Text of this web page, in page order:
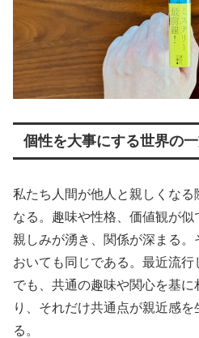
個性を大事にする世界の
私たち人間が他人と親しくなる
なる。趣味や性格、価値観が似
親しみが湧き、関係が深まる
おいても同じである。最近流行
でも、共通の趣味や関心を基
り、それだけ共通点が親近感
る。